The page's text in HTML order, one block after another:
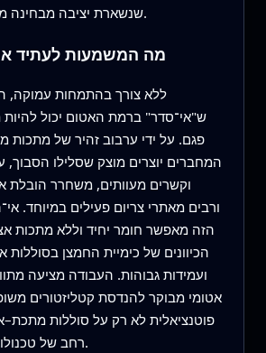
שנשארת יציבה מבחינה מבנית ואלקטרונית.
מה המשמעות לעתיד
ללא צורך בהתמחות עמוקה,
ש"אי־סדר" ברמת האטום יכול להיות
פגם. על ידי ערבוב זהיר של מתכות
המחברים יוצרים מוצק שסלילו הסבוך,
וקשרים מעוותים, משחרר הובלת
ורבים מאתרי צריום פעילים במיוחד.
הזה מאפשר חומר יחיד וללא מתכות
הכיוונים של כימיית החמצן בסוללות
ועמידות גבוהות. העבודה מציעה
אטומי מבוקר להנדסת קטליזטורים
פוטנציאלית לא רק על סוללות
רחב של טכנולוגיות אנרגיה נקייה.